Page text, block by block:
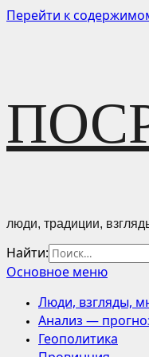
Перейти к
люди, традиции,
Найти:
Основное меню
Люди, взгляды,
Анализ —
Геополитика